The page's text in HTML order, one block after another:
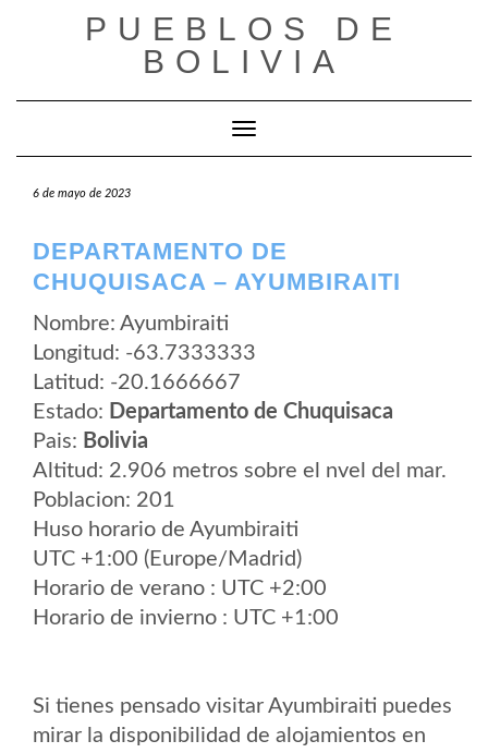
PUEBLOS DE
BOLIVIA
Cambiar modo de navegación
6 de mayo de 2023
DEPARTAMENTO DE
CHUQUISACA – AYUMBIRAITI
Nombre: Ayumbiraiti
Longitud: -63.7333333
Latitud: -20.1666667
Estado: Departamento de Chuquisaca
Pais: Bolivia
Altitud: 2.906 metros sobre el nvel del mar.
Poblacion: 201
Huso horario de Ayumbiraiti
UTC +1:00 (Europe/Madrid)
Horario de verano : UTC +2:00
Horario de invierno : UTC +1:00
Si tienes pensado visitar Ayumbiraiti puedes
mirar la disponibilidad de alojamientos en